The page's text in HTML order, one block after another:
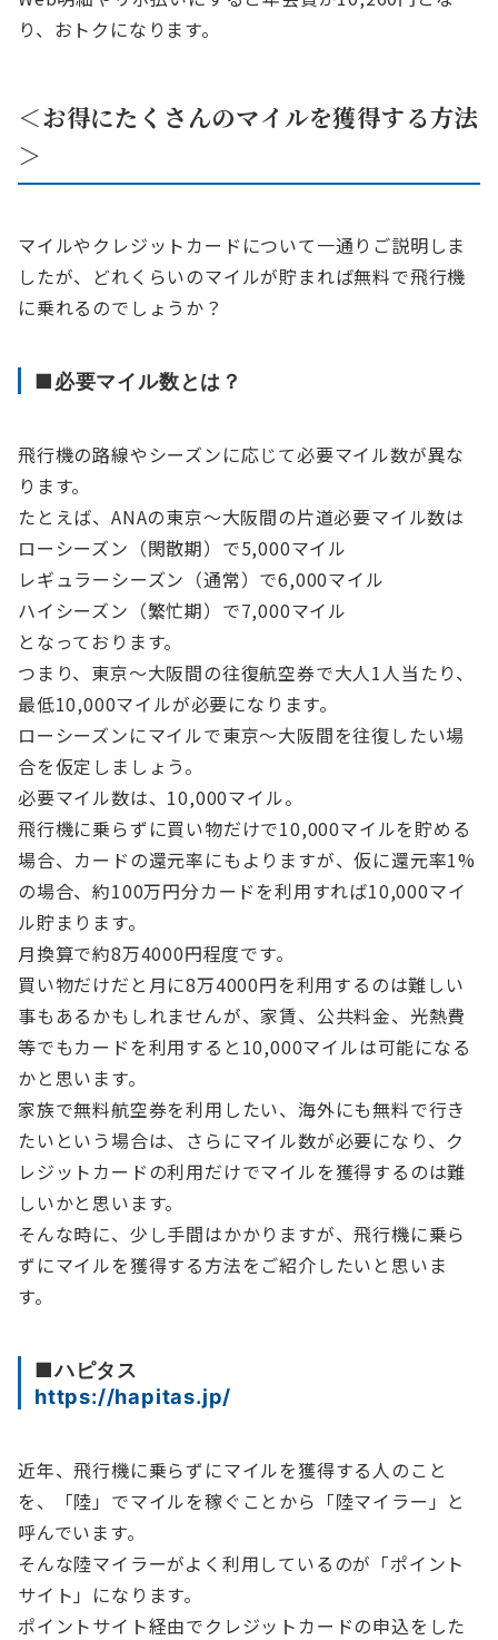
り、おトクになります。
＜お得にたくさんのマイルを獲得する方法
＞
マイルやクレジットカードについて一通りご説明しま
したが、どれくらいのマイルが貯まれば無料で飛行機
に乗れるのでしょうか？
■必要マイル数とは？
飛行機の路線やシーズンに応じて必要マイル数が異な
ります。
たとえば、ANAの東京～大阪間の片道必要マイル数は
ローシーズン（閑散期）で5,000マイル
レギュラーシーズン（通常）で6,000マイル
ハイシーズン（繁忙期）で7,000マイル
となっております。
つまり、東京～大阪間の往復航空券で大人1人当たり、
最低10,000マイルが必要になります。
ローシーズンにマイルで東京～大阪間を往復したい場
合を仮定しましょう。
必要マイル数は、10,000マイル。
飛行機に乗らずに買い物だけで10,000マイルを貯める
場合、カードの還元率にもよりますが、仮に還元率1%
の場合、約100万円分カードを利用すれば10,000マイ
ル貯まります。
月換算で約8万4000円程度です。
買い物だけだと月に8万4000円を利用するのは難しい
事もあるかもしれませんが、家賃、公共料金、光熱費
等でもカードを利用すると10,000マイルは可能になる
かと思います。
家族で無料航空券を利用したい、海外にも無料で行き
たいという場合は、さらにマイル数が必要になり、ク
レジットカードの利用だけでマイルを獲得するのは難
しいかと思います。
そんな時に、少し手間はかかりますが、飛行機に乗ら
ずにマイルを獲得する方法をご紹介したいと思いま
す。
■ハピタス
https://hapitas.jp/
近年、飛行機に乗らずにマイルを獲得する人のこと
を、「陸」でマイルを稼ぐことから「陸マイラー」と
呼んでいます。
そんな陸マイラーがよく利用しているのが「ポイント
サイト」になります。
ポイントサイト経由でクレジットカードの申込をした